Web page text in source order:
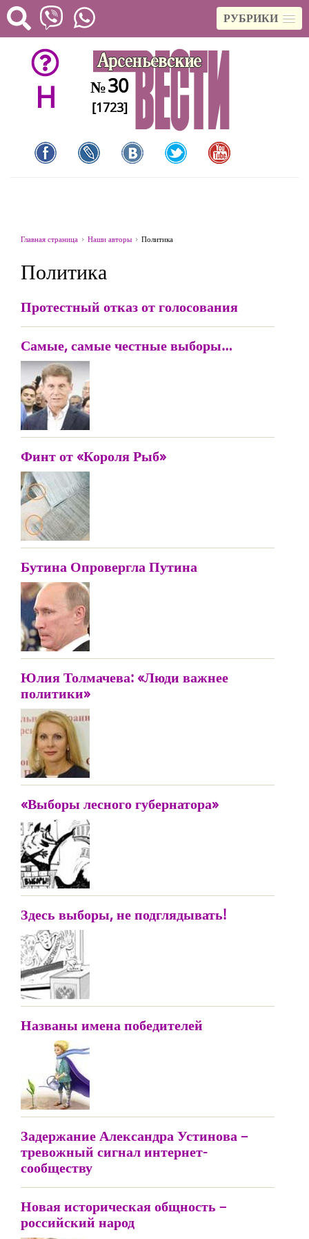
РУБРИКИ
H №30
[1723]
Главная страница Наши авторы Политика
Политика
Протестный отказ от голосования
Самые, самые честные выборы…
Финт от «Короля Рыб»
Бутина Опровергла Путина
Юлия Толмачева: «Люди важнее
политики»
«Выборы лесного губернатора»
Здесь выборы, не подглядывать!
Названы имена победителей
Задержание Александра Устинова –
тревожный сигнал интернет-
сообществу
Новая историческая общность –
российский народ